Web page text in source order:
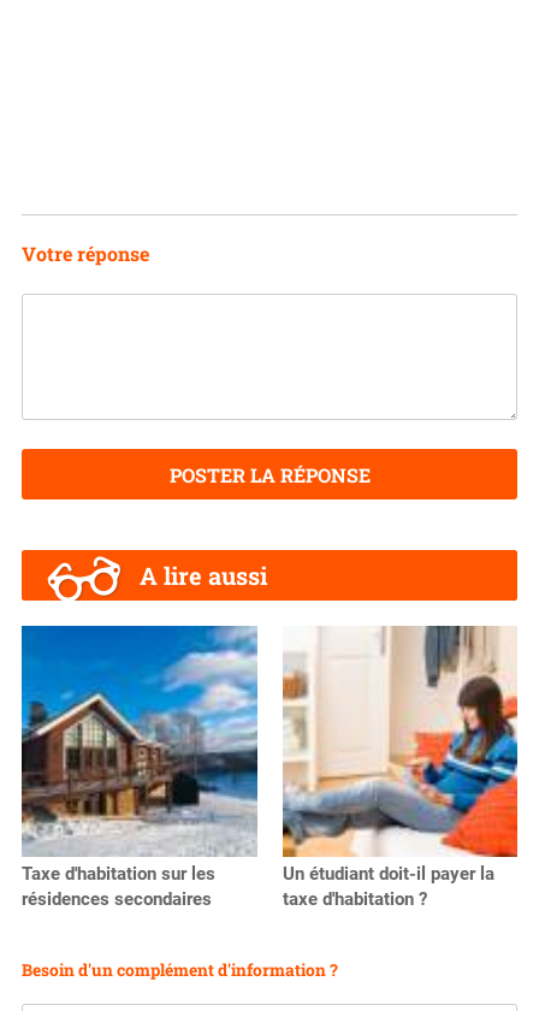
Votre réponse
POSTER LA RÉPONSE
A lire aussi
Taxe d'habitation sur les
résidences secondaires
Un étudiant doit-il payer la
taxe d'habitation ?
Besoin d'un complément d'information ?